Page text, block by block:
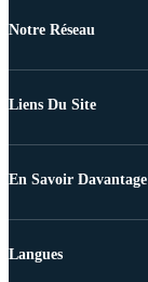
Notre Réseau
Liens Du Site
En Savoir Davantage
Langues